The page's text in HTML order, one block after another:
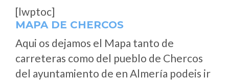
[lwptoc]
MAPA DE CHERCOS
Aqui os dejamos el Mapa tanto de
carreteras como del pueblo de Chercos
del ayuntamiento de en Almería podeis ir